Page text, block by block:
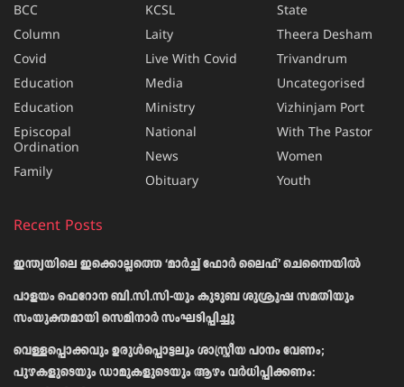
BCC
Column
Covid
Education
Education
Episcopal
Ordination
Family
KCSL
Laity
Live With Covid
Media
Ministry
National
News
Obituary
State
Theera Desham
Trivandrum
Uncategorised
Vizhinjam Port
With The Pastor
Women
Youth
Recent Posts
ഇന്ത്യയിലെ ഇക്കൊല്ലത്തെ ‘മാർച്ച് ഫോർ ലൈഫ്’ ചെന്നൈയിൽ
പാളയം ഫെറോന ബി.സി.സി-യും കുടുബ ശുശ്രൂഷ സമതിയും
സംയുക്തമായി സെമിനാർ സംഘടിപ്പിച്ചു
വെള്ളപ്പൊക്കവും ഉരുള്‍പ്പൊട്ടലും ശാസ്ത്രീയ പഠനം വേണം;
പുഴകളുടെയും ഡാമുകളുടെയും ആഴം വര്‍ധിപ്പിക്കണം: